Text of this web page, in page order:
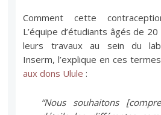
Comment cette
L’équipe d’étudiants âgés de
leurs travaux au sein du
Inserm, l’explique en ces
aux dons Ulule :
“Nous souhaitons